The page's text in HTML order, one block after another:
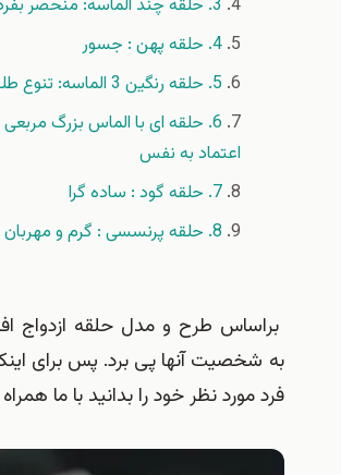
6. حلقه ای با الماس بزرگ مربعی شکل : با
اعتماد به نفس
طرح و مدل حلقه ازدواج افراد می توان
آنها پی برد. پس برای اینکه شخصیت
نظر خود را بدانید با ما همراه شوید.